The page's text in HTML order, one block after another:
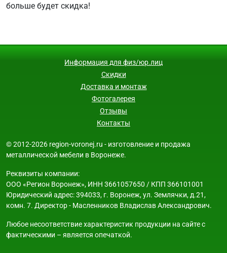
больше будет скидка!
Информация для физ/юр.лиц
Скидки
Доставка и монтаж
Фотогалерея
Отзывы
Контакты
© 2012-2026 region-voronej.ru - изготовление и продажа
металлической мебели в Воронеже.
Реквизиты компании:
ООО «Регион Воронеж», ИНН 3661057650 / КПП 366101001
Юридический адрес: 394033, г. Воронеж, ул. Землячки, д.21,
комн. 7. Директор - Масленников Владислав Александрович.
Любое несоответствие характеристик продукции на сайте с
фактическими – является опечаткой.